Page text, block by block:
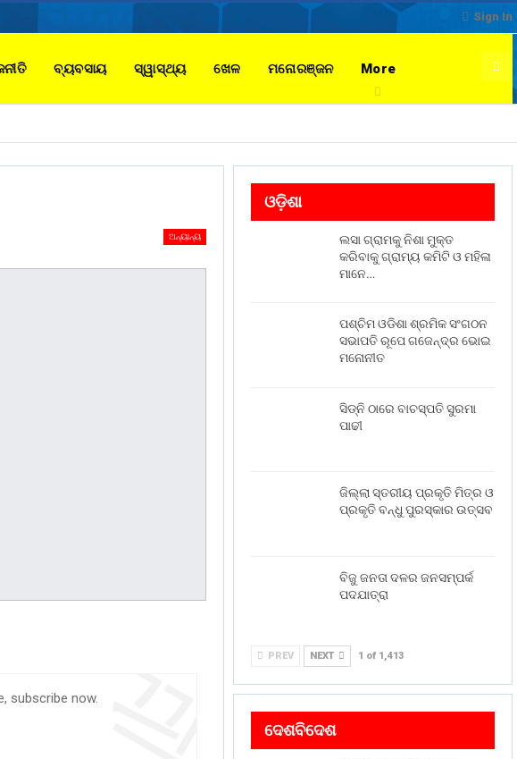
Sign In
ବ୍ୟବସାୟ ସ୍ୱାସ୍ଥ୍ୟ ଖେଳ ମନୋରଞ୍ଜନ More
ଅନ୍ୟାନ୍ୟ
subscribe now.
ଓଡ଼ିଶା
ଲସା ଗ୍ରାମକୁ ନିଶା ମୁକ୍ତ
କରିବାକୁ ଗ୍ରାମ୍ୟ କମିଟି ଓ ମହିଳା
ମାନେ…
ପଶ୍ଚିମ ଓଡିଶା ଶ୍ରମିକ ସଂଗଠନ
ସଭାପତି ରୂପେ ଗଜେନ୍ଦ୍ର ଭୋଇ
ମନୋନୀତ
ସିଡ୍‌ନି ଠାରେ ବାଚସ୍ପତି ସୁରମା
ପାଢୀ
ଜିଲ୍ଲା ସ୍ତରୀୟ ପ୍ରକୃତି ମିତ୍ର ଓ
ପ୍ରକୃତି ବନ୍ଧୁ ପୁରସ୍କାର ଉତ୍ସବ
ବିଜୁ ଜନତା ଦଳର ଜନସମ୍ପର୍କ
ପଦଯାତ୍ରା
PREV NEXT 1 of 1,413
ଦେଶବିଦେଶ